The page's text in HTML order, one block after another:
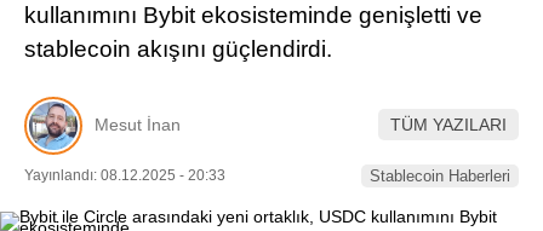
Telegram
kullanımını Bybit ekosisteminde genişletti ve
stablecoin akışını güçlendirdi.
Mesut İnan TÜM YAZILARI
Yayınlandı: 08.12.2025 - 20:33 Stablecoin Haberleri